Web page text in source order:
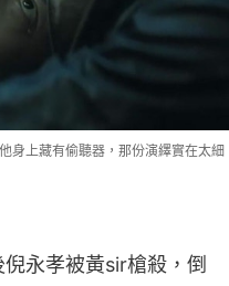
身上藏有偷聽器，那份演繹實在太細
永孝被黃sir槍殺，倒